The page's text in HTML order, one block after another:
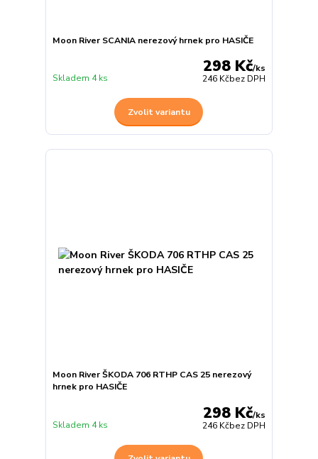
Moon River SCANIA nerezový hrnek pro HASIČE
298 Kč/ks
246 Kčbez DPH
Skladem 4 ks
Zvolit variantu
Moon River ŠKODA 706 RTHP CAS 25 nerezový
hrnek pro HASIČE
298 Kč/ks
246 Kčbez DPH
Skladem 4 ks